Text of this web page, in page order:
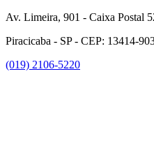
Av. Limeira, 901 - Caixa Postal
Piracicaba - SP - CEP: 13414-
(019) 2106-5220